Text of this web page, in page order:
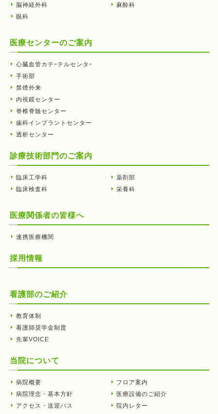
脳神経外科
眼科
麻酔科
医療センターのご案内
心臓血管カテｰテルセンタｰ
手術部
禁煙外来
内視鏡センター
脊椎脊髄センター
歯科インプラントセンター
透析センター
診療技術部門のご案内
臨床工学科
臨床検査科
薬剤部
栄養科
医療関係者の皆様へ
連携医療機関
採用情報
看護部のご紹介
教育体制
看護師奨学金制度
先輩VOICE
当院について
病院概要
病院理念・基本方針
アクセス・送迎バス
フロア案内
医療設備のご紹介
院内レター